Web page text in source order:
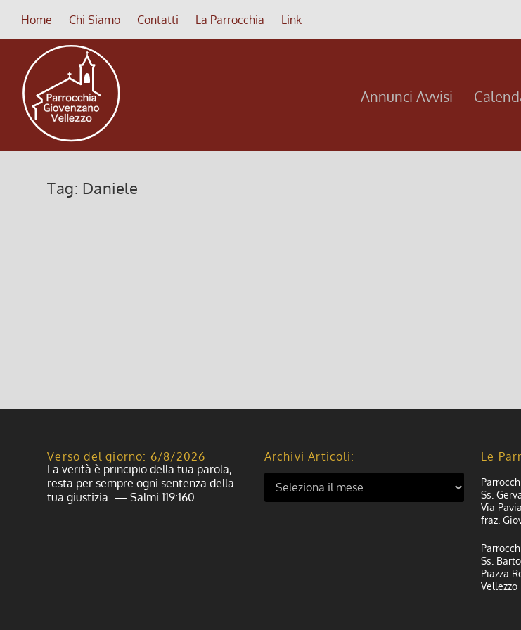
Home Chi Siamo Contatti La Parrocchia Link
Annunci Avvisi
Tag: Daniele
Verso del giorno: 6/8/2026
La verità è principio della tua parola,
resta per sempre ogni sentenza della
tua giustizia. — Salmi 119:160
Archivi Articoli: Le
Ss.
Via
fraz.
Ss.
Piazza
Vellezzo